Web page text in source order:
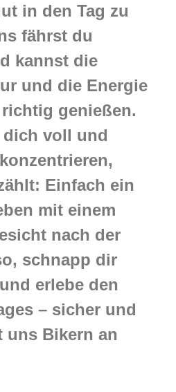
in den Tag zu
fährst du
kannst die
und die Energie
genießen.
voll und
Einfach ein
mit einem
nach der
schnapp dir
erlebe den
– sicher und
uns Bikern an